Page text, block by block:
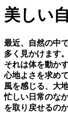
美しい
最近、⾃然の中
多く⾒かけます。
それは体を動か
⼼地よさを求め
⾵を感じる、⼤
忙しい⽇常のな
を取り戻せるの